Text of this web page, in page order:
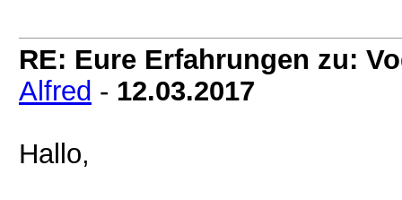
RE: Eure Erfahrungen zu:
Alfred - 12.03.2017
Hallo,